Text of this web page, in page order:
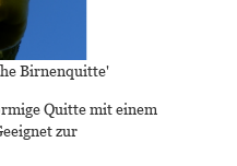
Birnenquitte'
Quitte mit einem
zur